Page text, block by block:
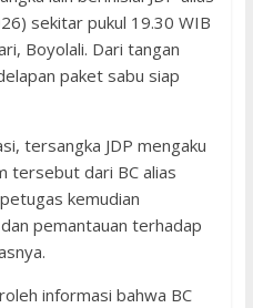
sekitar pukul 19.30 WIB
Boyolali. Dari tangan
paket sabu siap
tersangka JDP mengaku
tersebut dari BC alias
kemudian
pemantauan terhadap
informasi bahwa BC